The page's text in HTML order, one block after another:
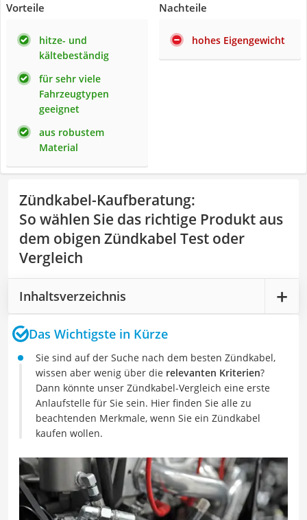
Vorteile
hitze- und
kältebeständig
für sehr viele
Fahrzeugtypen
geeignet
aus robustem
Material
Nachteile
hohes Eigengewicht
Zündkabel-Kaufberatung:
So wählen Sie das richtige Produkt aus
dem obigen Zündkabel Test oder
Vergleich
Inhaltsverzeichnis
Das Wichtigste in Kürze
Sie sind auf der Suche nach dem besten Zündkabel,
wissen aber wenig über die relevanten Kriterien?
Dann könnte unser Zündkabel-Vergleich eine erste
Anlaufstelle für Sie sein. Hier finden Sie alle zu
beachtenden Merkmale, wenn Sie ein Zündkabel
kaufen wollen.